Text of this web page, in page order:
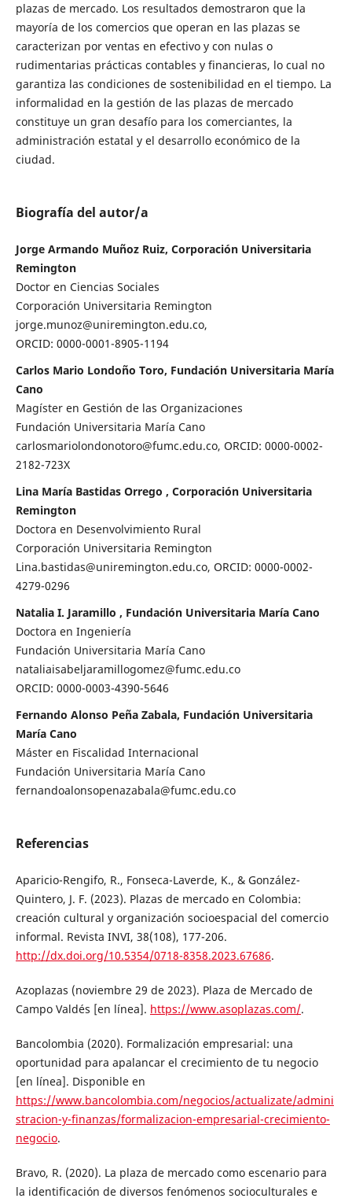
plazas de mercado. Los resultados demostraron que la
mayoría de los comercios que operan en las plazas se
caracterizan por ventas en efectivo y con nulas o
rudimentarias prácticas contables y financieras, lo cual no
garantiza las condiciones de sostenibilidad en el tiempo. La
informalidad en la gestión de las plazas de mercado
constituye un gran desafío para los comerciantes, la
administración estatal y el desarrollo económico de la
ciudad.
Biografía del autor/a
Jorge Armando Muñoz Ruiz, Corporación Universitaria
Remington
Doctor en Ciencias Sociales
Corporación Universitaria Remington
jorge.munoz@uniremington.edu.co,
ORCID: 0000-0001-8905-1194
Carlos Mario Londoño Toro, Fundación Universitaria María
Cano
Magíster en Gestión de las Organizaciones
Fundación Universitaria María Cano
carlosmariolondonotoro@fumc.edu.co, ORCID: 0000-0002-
2182-723X
Lina María Bastidas Orrego , Corporación Universitaria
Remington
Doctora en Desenvolvimiento Rural
Corporación Universitaria Remington
Lina.bastidas@uniremington.edu.co, ORCID: 0000-0002-
4279-0296
Natalia I. Jaramillo , Fundación Universitaria María Cano
Doctora en Ingeniería
Fundación Universitaria María Cano
nataliaisabeljaramillogomez@fumc.edu.co
ORCID: 0000-0003-4390-5646
Fernando Alonso Peña Zabala, Fundación Universitaria
María Cano
Máster en Fiscalidad Internacional
Fundación Universitaria María Cano
fernandoalonsopenazabala@fumc.edu.co
Referencias
Aparicio-Rengifo, R., Fonseca-Laverde, K., & González-
Quintero, J. F. (2023). Plazas de mercado en Colombia:
creación cultural y organización socioespacial del comercio
informal. Revista INVI, 38(108), 177-206.
http://dx.doi.org/10.5354/0718-8358.2023.67686.
Azoplazas (noviembre 29 de 2023). Plaza de Mercado de
Campo Valdés [en línea]. https://www.asoplazas.com/.
Bancolombia (2020). Formalización empresarial: una
oportunidad para apalancar el crecimiento de tu negocio
[en línea]. Disponible en
https://www.bancolombia.com/negocios/actualizate/admini
stracion-y-finanzas/formalizacion-empresarial-crecimiento-
negocio.
Bravo, R. (2020). La plaza de mercado como escenario para
la identificación de diversos fenómenos socioculturales e